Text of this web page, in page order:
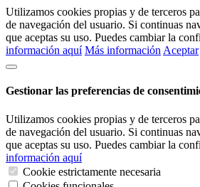
Utilizamos cookies propias y de terceros
de navegación del usuario. Si continuas
que aceptas su uso. Puedes cambiar la
información aquí Más información Aceptar
Gestionar las preferencias de
Utilizamos cookies propias y de terceros
de navegación del usuario. Si continuas
que aceptas su uso. Puedes cambiar la
información aquí
Cookie estrictamente necesaria